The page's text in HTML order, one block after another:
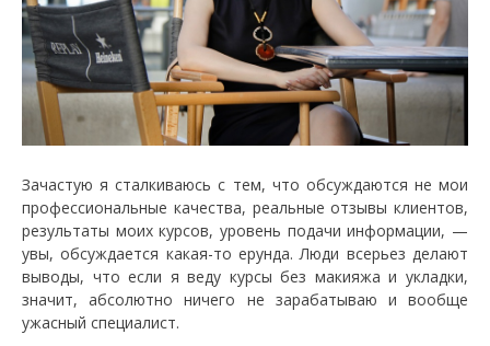
Зачастую я сталкиваюсь с тем, что обсуждаются не мои
профессиональные качества, реальные отзывы клиентов,
результаты моих курсов, уровень подачи информации, —
увы, обсуждается какая-то ерунда. Люди всерьез делают
выводы, что если я веду курсы без макияжа и укладки,
значит, абсолютно ничего не зарабатываю и вообще
ужасный специалист.